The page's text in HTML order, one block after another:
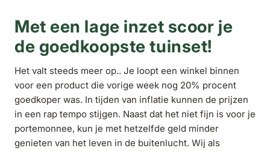
Met een lage inzet scoor je
de goedkoopste tuinset!
Het valt steeds meer op.. Je loopt een winkel binnen
voor een product die vorige week nog 20% procent
goedkoper was. In tijden van inflatie kunnen de prijzen
in een rap tempo stijgen. Naast dat het niet fijn is voor je
portemonnee, kun je met hetzelfde geld minder
genieten van het leven in de buitenlucht. Wij als